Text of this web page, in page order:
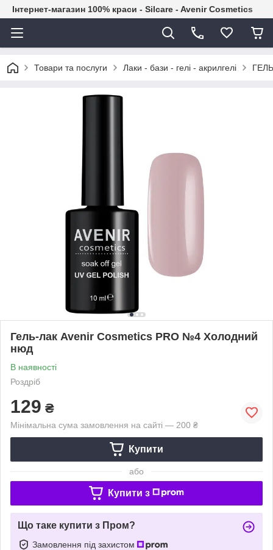
Інтернет-магазин 100% краси - Silcare - Avenir Cosmetics
Товари та послуги Лаки - бази - гелі - акрилгелі
Гель-лак Avenir Cosmetics PRO №4 Холодний
нюд
В наявності
Роздріб
129 ₴
Мінімальна сума замовлення на сайті — 200 ₴
Купити
або
Купити з
Що таке купити з Пром?
Замовлення під захистом